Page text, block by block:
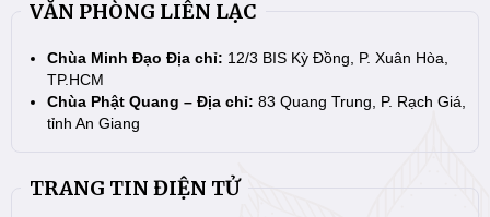
VĂN PHÒNG LIÊN LẠC
Chùa Minh Đạo Địa chỉ: 12/3 BIS Kỳ Đồng, P. Xuân Hòa,
TP.HCM
Chùa Phật Quang – Địa chỉ: 83 Quang Trung, P. Rạch Giá,
tỉnh An Giang
TRANG TIN ĐIỆN TỬ